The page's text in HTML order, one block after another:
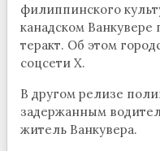
филиппинского
канадском Ванкувере
теракт. Об этом
соцсети Х.
В другом релизе
задержанным
житель Ванкувера.